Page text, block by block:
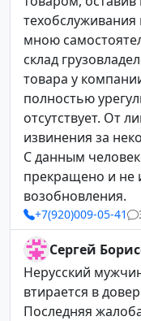
техобслуживания
мною
склад
товара у
полностью
отсутствует. От
извинения за
С данным
прекращено и не
возобновления.
+7(920)009-05-41
Сергей
Нерусский
втирается в
Последняя